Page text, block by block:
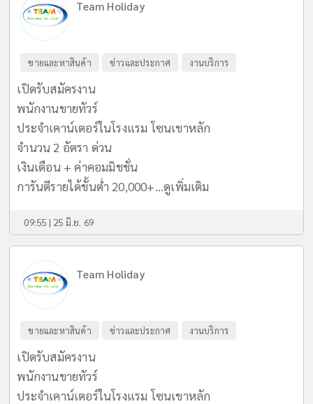
Team Holiday
ขายและหาสินค้า ข่าวและประกาศ งานบริการ
เปิดรับสมัครงาน
พนักงานขายทัวร์
ประจำเคาน์เตอร์ในโรงแรม โซนเขาหลัก
จำนวน 2 อัตรา ด่วน
เงินเดือน + ค่าคอมมิชชั่น
การันตีรายได้ขั้นต่ำ 20,000+...ดูเพิ่มเติม
09:55 | 25 มิ.ย. 69
Team Holiday
ขายและหาสินค้า ข่าวและประกาศ งานบริการ
เปิดรับสมัครงาน
พนักงานขายทัวร์
ประจำเคาน์เตอร์ในโรงแรม โซนเขาหลัก